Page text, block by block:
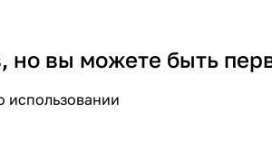
но вы можете быть
использовании